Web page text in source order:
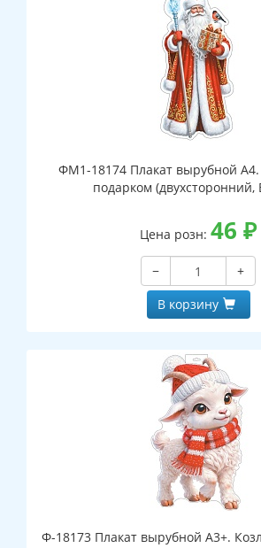
ФМ1-18174 Плакат вырубной
подарком (двухсторонний,
Цена розн: 46 ₽
−
+
В корзину
Ф-18173 Плакат вырубной А3+.